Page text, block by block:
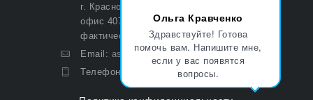
Ольга Кравченко
Здравствуйте! Готова
помочь вам. Напишите мне,
если у вас появятся
вопросы.
г. Краснодар, ул. Дальняя, д. 27,
офис 407 (Юридический и
фактический)
Email: asp@aoasp.ru
Телефон:
+7 (499) 380-83-05